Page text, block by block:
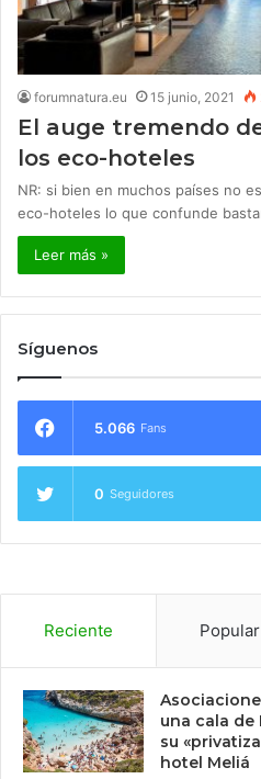
forumnatura.eu 15 junio, 2021
El auge tremendo
los eco-hoteles
NR: si bien en muchos países no
eco-hoteles lo que confunde
Leer más »
Síguenos
5.066 Fans
0 Seguidores
Reciente Popular
una cala
su
hotel Meliá